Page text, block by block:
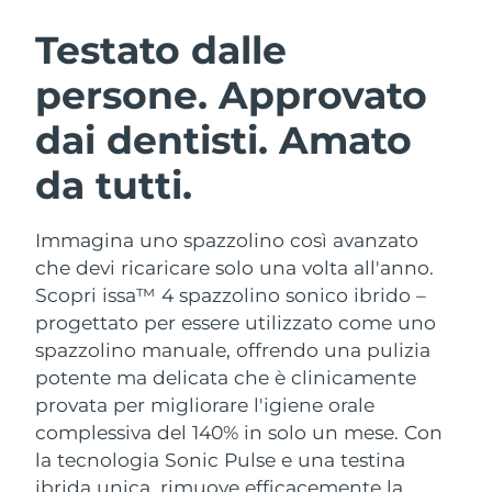
Testato dalle
persone. Approvato
dai dentisti. Amato
da tutti.
Immagina uno spazzolino così avanzato
che devi ricaricare solo una volta all'anno.
Scopri issa™ 4 spazzolino sonico ibrido –
progettato per essere utilizzato come uno
spazzolino manuale, offrendo una pulizia
potente ma delicata che è clinicamente
provata per migliorare l'igiene orale
complessiva del 140% in solo un mese. Con
la tecnologia Sonic Pulse e una testina
ibrida unica, rimuove efficacemente la
Detersione viso
LUNA™ 4 pacchetto
Anti-aging massage
LUNA™ 4 Plus
Massage, LED heating
LUNA™ 4 Men
For men, anti-aging massage
Lifting viso
BEAR™ 2 pacchetto
Microcurrent toning
BEAR™ 2 go
Microcurrent toning on-the-go
BEAR™ 2 eyes & lips
Microcurrent line smoothing device
Idratazione
UFO™ 3 pacchetto
Deep facial hydration
UFO™ 3 LED
Near-infrared and red light therapy
device
Igiene orale
issa™ 4
Hybrid silicone sonic toothbrush
issa™ 4 plus
Smart hybrid silicone sonic toothbrush
TRATTAMENTI ANTI-AGE FAQ™
Anti-age Trattamenti LED
NEW
Austria
Bahrein Consegna stimata8/11/26
Belgio Consegna stimata8/10/26
Bermuda
Bosnia ed
Erzegovina
Consegna stimata8/13/26
Brunei Consegna stimata 8/15/26
Bulgaria Consegna stimata
Canada Consegna stimata
Cile Consegna stimata8/14/26